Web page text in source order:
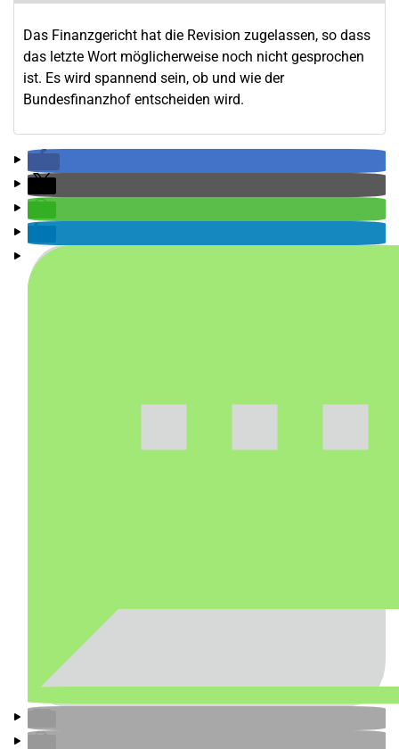
Das Finanzgericht hat die Revision zugelassen, so dass
das letzte Wort möglicherweise noch nicht gesprochen
ist. Es wird spannend sein, ob und wie der
Bundesfinanzhof entscheiden wird.